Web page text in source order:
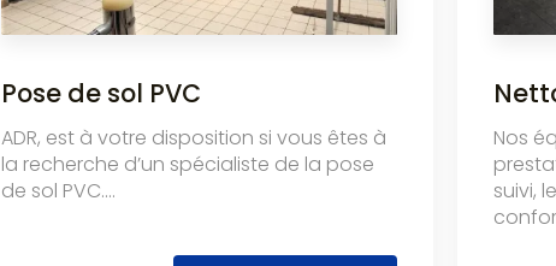
Pose de sol PVC
ADR, est à votre disposition si vous êtes à
la recherche d’un spécialiste de la pose
de sol PVC....
Nos
suivi,